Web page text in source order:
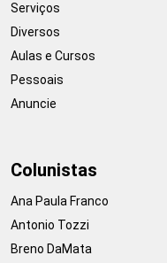
Serviços
Diversos
Aulas e Cursos
Pessoais
Anuncie
Colunistas
Ana Paula Franco
Antonio Tozzi
Breno DaMata